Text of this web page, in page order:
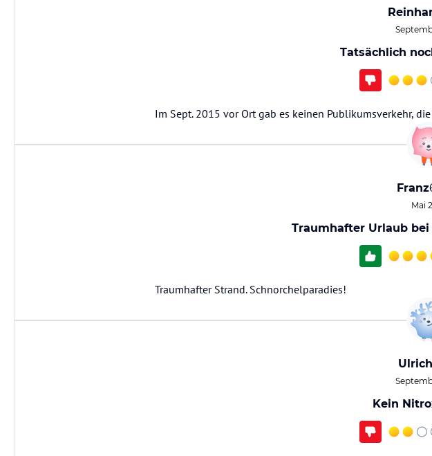
Tatsächlich
Im Sept. 2015 vor Ort gab es keinen Publikumsverkehr,
Franz
Mai
Traumhafter Urlaub
Traumhafter Strand. Schnorchelparadies!
Ulrich
Kein